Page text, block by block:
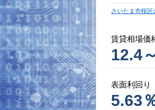
さいたま市桜区
賃貸相場価
12.4
表面利回り
5.63